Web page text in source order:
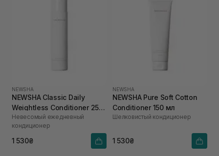
NEWSHA
NEWSHA Classic Daily
Weightless Conditioner 250
мл
Невесомый ежедневный
кондиционер
1 530₴
NEWSHA
NEWSHA Pure Soft Cotton
Conditioner 150 мл
Шелковистый кондиционер
1 530₴